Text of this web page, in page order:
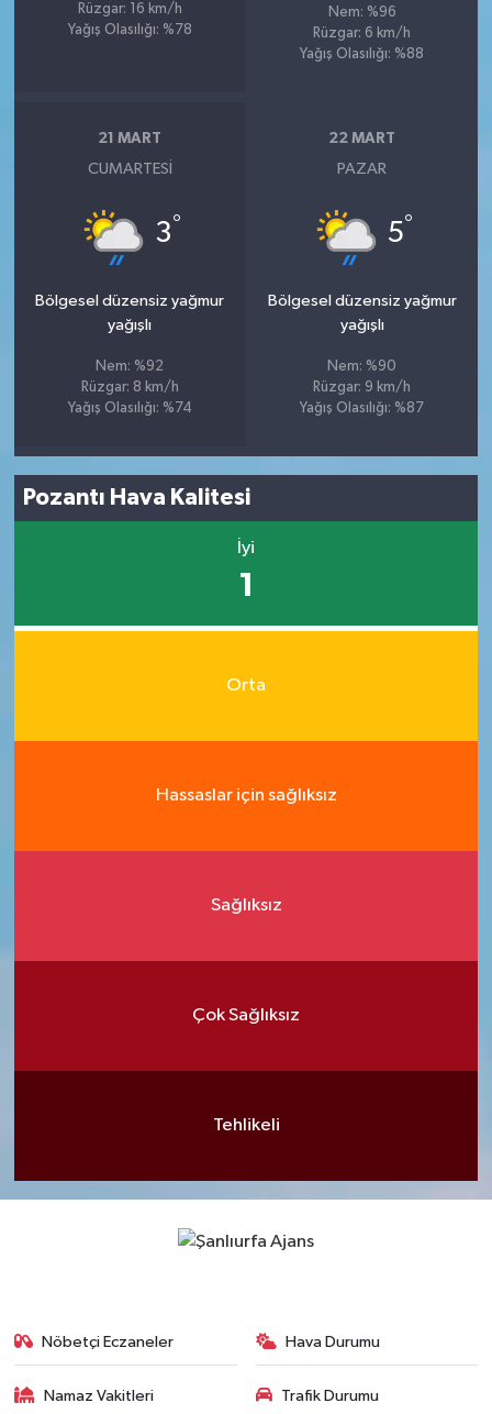
Rüzgar: 16 km/h
Yağış Olasılığı: %78
Nem: %96
Rüzgar: 6 km/h
Yağış Olasılığı: %88
21 MART
CUMARTESI
3°
Bölgesel düzensiz yağmur
yağışlı
Nem: %92
Rüzgar: 8 km/h
Yağış Olasılığı: %74
22 MART
PAZAR
5°
Bölgesel düzensiz yağmur
yağışlı
Nem: %90
Rüzgar: 9 km/h
Yağış Olasılığı: %87
Pozantı Hava Kalitesi
İyi
1
Orta
Hassaslar için sağlıksız
Sağlıksız
Çok Sağlıksız
Tehlikeli
Nöbetçi Eczaneler Hava Durumu
Namaz Vakitleri Trafik Durumu